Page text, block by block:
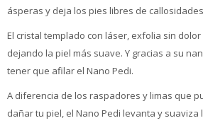
ásperas y deja los pies libres de
El cristal templado con láser, exfolia sin
dejando la piel más suave. Y gracias a su
tener que afilar el Nano Pedi.
A diferencia de los raspadores y limas que
dañar tu piel, el Nano Pedi levanta y suaviza